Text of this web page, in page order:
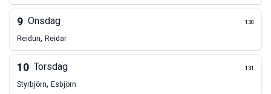
9 Onsdag 130
Reidun, Reidar
10 Torsdag 131
Styrbjörn, Esbjörn